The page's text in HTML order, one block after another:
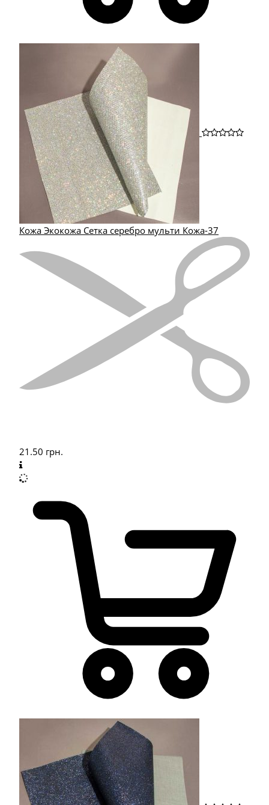
Кожа Экокожа Сетка серебро мульти Кожа-37
21.50 грн.